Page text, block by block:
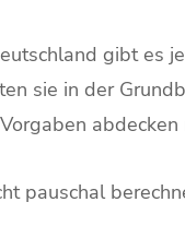
gibt es
sie in der
abdecken
pauschal